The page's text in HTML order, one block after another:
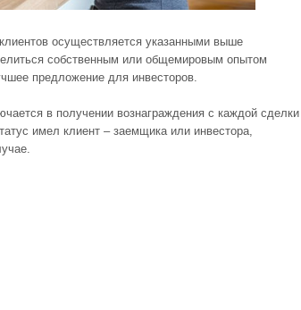
осуществляется указанными выше
собственным или общемировым опытом
предложение для инвесторов.
в получении вознаграждения с каждой сделки
имел клиент – заемщика или инвестора,